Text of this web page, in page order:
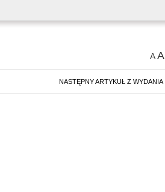
AA
NASTĘPNY ARTYKUŁ Z WYDANIA